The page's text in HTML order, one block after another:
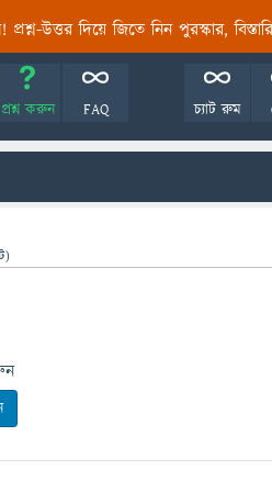
প্রশ্ন-উত্তর দিয়ে জিতে নিন পুরস্কার,
প্রশ্ন করুন FAQ চ্যাট রুম